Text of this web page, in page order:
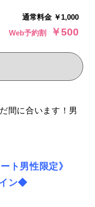
通常料金 ￥1,000
Web予約割
￥500
間に合います！男
ト男性限定》
ン◆